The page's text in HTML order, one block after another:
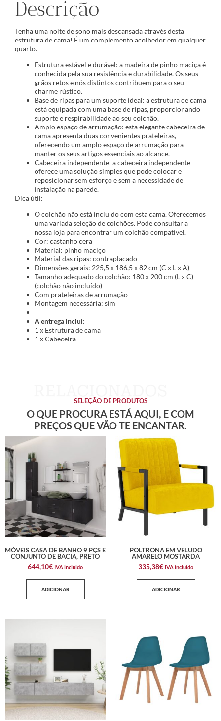
Descrição
Tenha uma noite de sono mais descansada através desta
estrutura de cama! É um complemento acolhedor em qualquer
quarto.
Estrutura estável e durável: a madeira de pinho maciça é
conhecida pela sua resistência e durabilidade. Os seus
grãos retos e nós distintos contribuem para o seu
charme rústico.
Base de ripas para um suporte ideal: a estrutura de cama
está equipada com uma base de ripas, proporcionando
suporte e respirabilidade ao seu colchão.
Amplo espaço de arrumação: esta elegante cabeceira de
cama apresenta duas convenientes prateleiras,
oferecendo um amplo espaço de arrumação para
manter os seus artigos essenciais ao alcance.
Cabeceira independente: a cabeceira independente
oferece uma solução simples que pode colocar e
reposicionar sem esforço e sem a necessidade de
instalação na parede.
Dica útil:
O colchão não está incluído com esta cama. Oferecemos
uma variada seleção de colchões. Pode consultar a
nossa loja para encontrar um colchão compatível.
Cor: castanho cera
Material: pinho maciço
Material das ripas: contraplacado
Dimensões gerais: 225,5 x 186,5 x 82 cm (C x L x A)
Tamanho adequado do colchão: 180 x 200 cm (L x C)
(colchão não incluído)
Com prateleiras de arrumação
Montagem necessária: sim
A entrega inclui:
1 x Estrutura de cama
1 x Cabeceira
SELEÇÃO DE PRODUTOS
O QUE PROCURA ESTÁ AQUI, E COM
PREÇOS QUE VÃO TE ENCANTAR.
MÓVEIS CASA DE BANHO 9 PÇS E
CONJUNTO DE BACIA, PRETO
644,10€ IVA incluido
ADICIONAR
POLTRONA EM VELUDO
AMARELO MOSTARDA
335,38€ IVA incluido
ADICIONAR